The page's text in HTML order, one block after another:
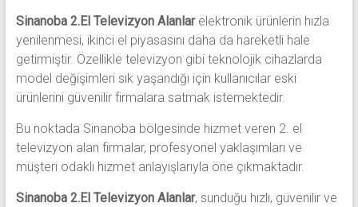
Sinanoba 2.El Televizyon Alanlarelektronik ürünlerin hızla
yenilenmesi, ikinci el piyasasını daha da hareketli hale
getirmiştir. Özellikle televizyon gibi teknolojik cihazlarda
model değişimleri sık yaşandığı için kullanıcılar eski
ürünlerini güvenilir firmalara satmak istemektedir.
Bu noktada Sinanoba bölgesinde hizmet veren 2. el
televizyon alan firmalar, profesyonel yaklaşımları ve
müşteri odaklı hizmet anlayışlarıyla öne çıkmaktadır.
Sinanoba 2.El Televizyon Alanlar, sunduğu hızlı, güvenilir ve